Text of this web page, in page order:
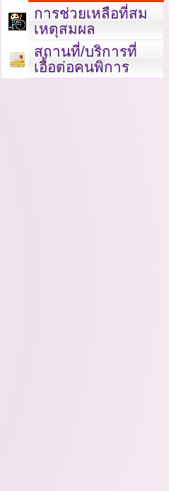
การช่วยเหลือที่สม
เหตุสมผล
สถานที่/บริการที่
เอื้อต่อคนพิการ